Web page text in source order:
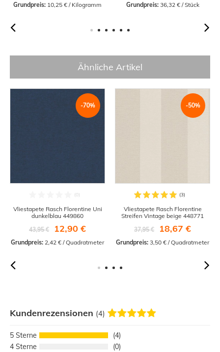
Grundpreis: 10,25 € / Kilogramm Grundpreis: 36,32 € / Stück
Ähnliche Artikel
-70%
Vliestapete Rasch Florentine Uni
dunkelblau 449860
43,95 €
12,90 €
Grundpreis: 2,42 € / Quadratmeter
-50%
Vliestapete Rasch Florentine
Streifen Vintage beige 448771
37,95 €
18,67 €
Grundpreis: 3,50 € / Quadratmeter
Kundenrezensionen (4)
5
4
4
0